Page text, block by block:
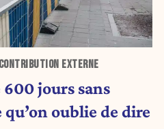
EXTERNE
jours sans
oublie de dire